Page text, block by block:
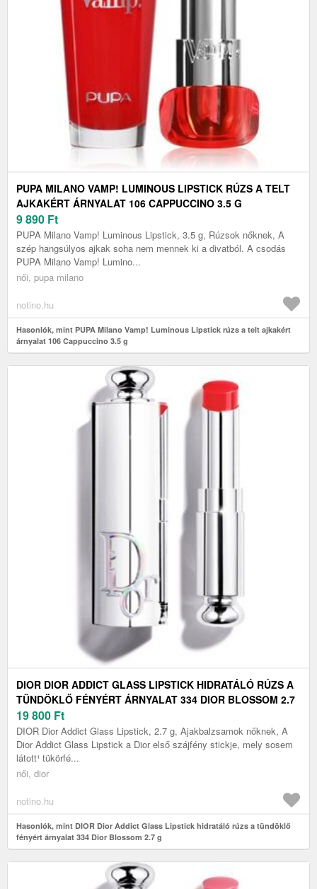
PUPA MILANO VAMP! LUMINOUS LIPSTICK RÚZS A TELT
AJKAKÉRT ÁRNYALAT 106 CAPPUCCINO 3.5 G
9 890 Ft
PUPA Milano Vamp! Luminous Lipstick, 3.5 g, Rúzsok nőknek, A
szép hangsúlyos ajkak soha nem mennek ki a divatból. A csodás
PUPA Milano Vamp! Lumino...
női, pupa milano
notino.hu
Hasonlók, mint PUPA Milano Vamp! Luminous Lipstick rúzs a telt ajkakért
árnyalat 106 Cappuccino 3.5 g
DIOR DIOR ADDICT GLASS LIPSTICK HIDRATÁLÓ RÚZS A
TÜNDÖKLŐ FÉNYÉRT ÁRNYALAT 334 DIOR BLOSSOM 2.7
G
19 800 Ft
DIOR Dior Addict Glass Lipstick, 2.7 g, Ajakbalzsamok nőknek, A
Dior Addict Glass Lipstick a Dior első szájfény stickje, mely sosem
látott¹ tükörfé...
női, dior
notino.hu
Hasonlók, mint DIOR Dior Addict Glass Lipstick hidratáló rúzs a tündöklő
fényért árnyalat 334 Dior Blossom 2.7 g